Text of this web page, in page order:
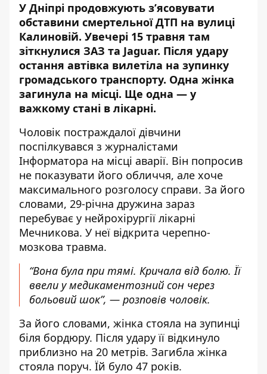
У Дніпрі продовжують з’ясовувати
обставини смертельної ДТП на вулиці
Калиновій. Увечері 15 травня там
зіткнулися ЗАЗ та Jaguar. Після удару
остання автівка вилетіла на зупинку
громадського транспорту. Одна жінка
загинула на місці. Ще одна — у
важкому стані в лікарні.
Чоловік постраждалої дівчини
поспілкувався з журналістами
Інформатора на місці аварії. Він попросив
не показувати його обличчя, але хоче
максимального розголосу справи. За його
словами, 29-річна дружина зараз
перебуває у нейрохірургії лікарні
Мечникова. У неї відкрита черепно-
мозкова травма.
“Вона була при тямі. Кричала від болю. Її
ввели у медикаментозний сон через
больовий шок”, — розповів чоловік.
За його словами, жінка стояла на зупинці
біля бордюру. Після удару її відкинуло
приблизно на 20 метрів. Загибла жінка
стояла поруч. Їй було 47 років.